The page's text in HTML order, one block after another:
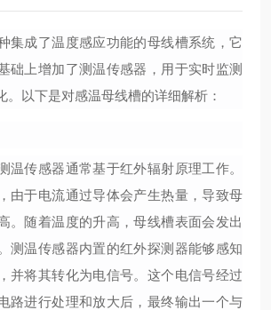
集成了温度感应功能的母线槽系统，它
础上增加了测温传感器，用于实时监测
。以下是对感温母线槽的详细解析：
温传感器通常基于红外辐射原理工作。
由于电流通过导体会产生热量，导致母
。随着温度的升高，母线槽表面会发出
测温传感器内置的红外探测器能够感知
并将其转化为电信号。这个电信号经过
路进行处理和放大后，最终输出一个与